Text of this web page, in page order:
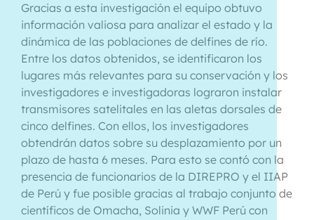
Gracias a esta investigación el equipo obtuvo
información valiosa para analizar el estado y la
dinámica de las poblaciones de delfines de río.
Entre los datos obtenidos, se identificaron los
lugares más relevantes para su conservación y los
investigadores e investigadoras lograron instalar
transmisores satelitales en las aletas dorsales de
cinco delfines. Con ellos, los investigadores
obtendrán datos sobre su desplazamiento por un
plazo de hasta 6 meses. Para esto se contó con la
presencia de funcionarios de la DIREPRO y el IIAP
de Perú y fue posible gracias al trabajo conjunto de
científicos de Omacha, Solinia y WWF Perú con